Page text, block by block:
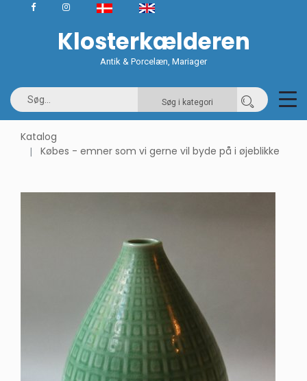
Klosterkælderen
Antik & Porcelæn, Mariager
Søg i kategori
Katalog
Købes - emner som vi gerne vil byde på i øjeblikke